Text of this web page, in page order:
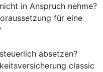
in Anspruch nehme?
für eine
absetzen?
classic